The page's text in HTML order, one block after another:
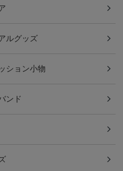
ルグッズ
ション小物
ンド